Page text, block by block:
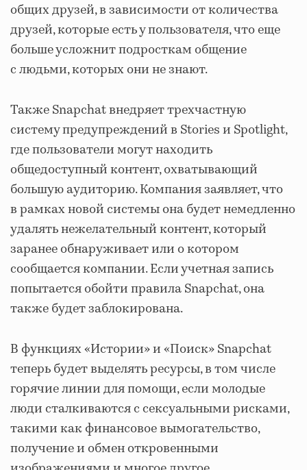
общих друзей, в зависимости от количества
друзей, которые есть у пользователя, что еще
больше усложнит подросткам общение
с людьми, которых они не знают.
Также Snapchat внедряет трехчастную
систему предупреждений в Stories и Spotlight,
где пользователи могут находить
общедоступный контент, охватывающий
большую аудиторию. Компания заявляет, что
в рамках новой системы она будет немедленно
удалять нежелательный контент, который
заранее обнаруживает или о котором
сообщается компании. Если учетная запись
попытается обойти правила Snapchat, она
также будет заблокирована.
В функциях «Истории» и «Поиск» Snapchat
теперь будет выделять ресурсы, в том числе
горячие линии для помощи, если молодые
люди сталкиваются с сексуальными рисками,
такими как финансовое вымогательство,
получение и обмен откровенными